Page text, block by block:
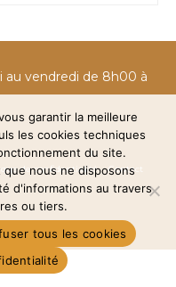
au vendredi de 8h00 à
de confidentialité Contact
garantir la meilleure
les cookies techniques
du site.
nous ne disposons
d'informations au travers
ou tiers.
tous les cookies